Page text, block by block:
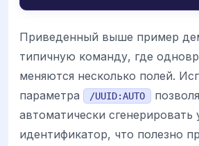
Приведенный выше пример
типичную команду, где
меняются несколько полей.
параметра
/UUID:AUTO
автоматически сгенерировать
идентификатор, что полезно